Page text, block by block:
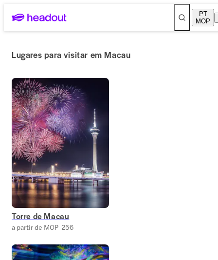
PT
MOP
Lugares para visitar em Macau
Torre de Macau
a partir de MOP 256